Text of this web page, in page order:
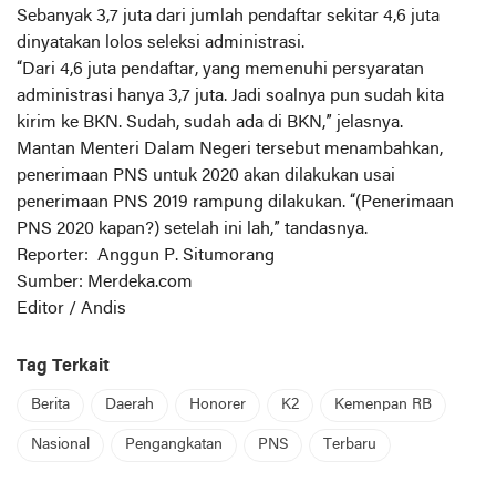
Sebanyak 3,7 juta dari jumlah pendaftar sekitar 4,6 juta
dinyatakan lolos seleksi administrasi.
“Dari 4,6 juta pendaftar, yang memenuhi persyaratan
administrasi hanya 3,7 juta. Jadi soalnya pun sudah kita
kirim ke BKN. Sudah, sudah ada di BKN,” jelasnya.
Mantan Menteri Dalam Negeri tersebut menambahkan,
penerimaan PNS untuk 2020 akan dilakukan usai
penerimaan PNS 2019 rampung dilakukan. “(Penerimaan
PNS 2020 kapan?) setelah ini lah,” tandasnya.
Reporter: Anggun P. Situmorang
Sumber: Merdeka.com
Editor / Andis
Tag Terkait
Berita Daerah Honorer K2 Kemenpan RB
Nasional Pengangkatan PNS Terbaru